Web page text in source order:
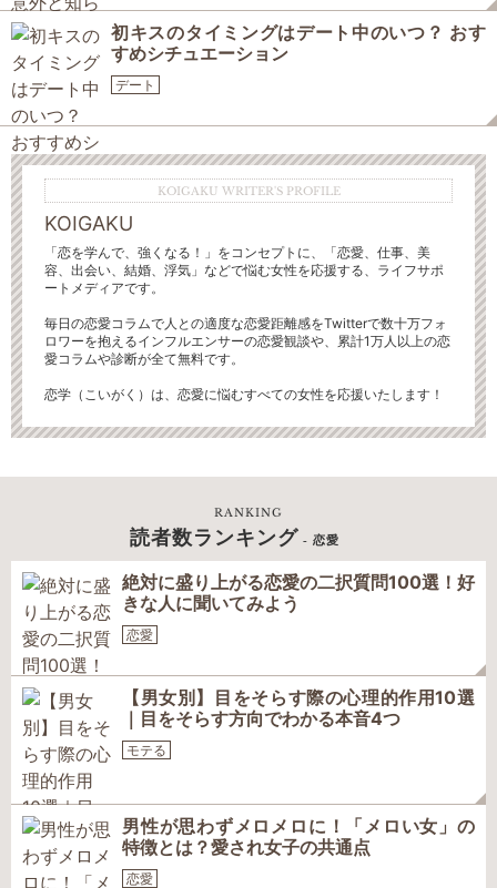
初キスのタイミングはデート中のいつ？ おす
すめシチュエーション
デート
KOIGAKU WRITER'S PROFILE
KOIGAKU
「恋を学んで、強くなる！」をコンセプトに、「恋愛、仕事、美
容、出会い、結婚、浮気」などで悩む女性を応援する、ライフサポ
ートメディアです。
毎日の恋愛コラムで人との適度な恋愛距離感をTwitterで数十万フォ
ロワーを抱えるインフルエンサーの恋愛観談や、累計1万人以上の恋
愛コラムや診断が全て無料です。
恋学（こいがく）は、恋愛に悩むすべての女性を応援いたします！
RANKING
読者数ランキング - 恋愛
絶対に盛り上がる恋愛の二択質問100選！好
きな人に聞いてみよう
恋愛
【男女別】目をそらす際の心理的作用10選
｜目をそらす方向でわかる本音4つ
モテる
男性が思わずメロメロに！「メロい女」の
特徴とは？愛され女子の共通点
恋愛